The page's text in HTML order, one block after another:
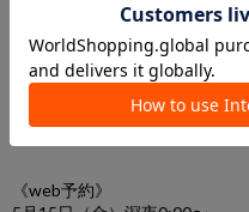
《web予約》